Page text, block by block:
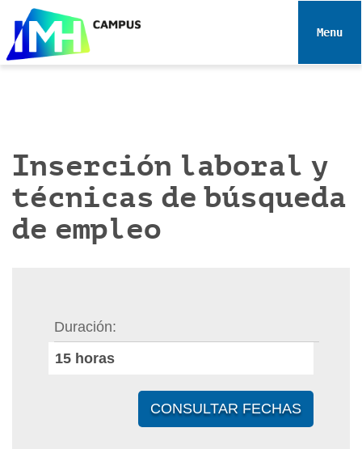
e
Toggle
Inserción laboral y
técnicas de búsqueda
de empleo
Duración
15 horas
CONSULTAR FECHAS